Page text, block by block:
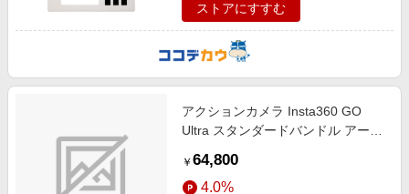
ストアにすすむ
アクションカメラ Insta360 GO
Ultra スタンダードバンドル アーク
GOULTRA01 [4K対応 /防水]
￥ 64,800
4.0%